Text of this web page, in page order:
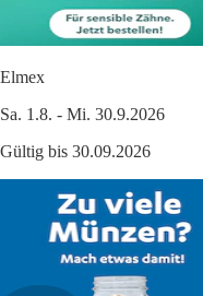
Elmex
Sa. 1.8. - Mi. 30.9.2026
Gültig bis 30.09.2026